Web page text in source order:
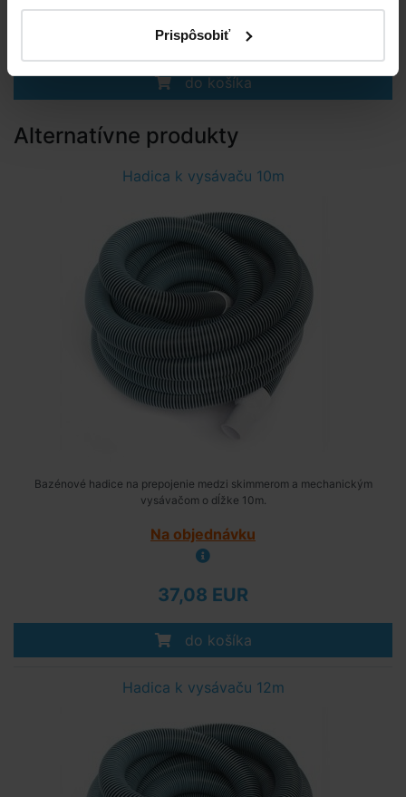
Prispôsobiť
v stredu u vás
do košíka
Alternatívne produkty
Hadica k vysávaču 10m
Bazénové hadice na prepojenie medzi skimmerom a mechanickým
vysávačom o dĺžke 10m.
Na objednávku
37,08 EUR
do košíka
Hadica k vysávaču 12m